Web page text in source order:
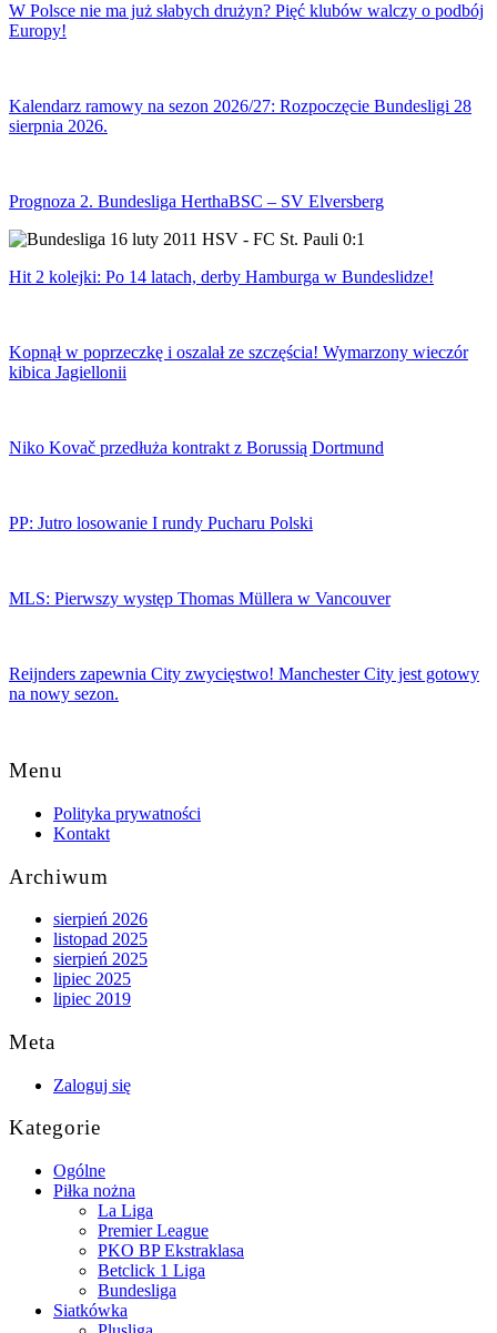
W Polsce nie ma już słabych drużyn? Pięć klubów walczy o podbój
Europy!
Kalendarz ramowy na sezon 2026/27: Rozpoczęcie Bundesligi 28
sierpnia 2026.
Prognoza 2. Bundesliga HerthaBSC – SV Elversberg
Hit 2 kolejki: Po 14 latach, derby Hamburga w Bundeslidze!
Kopnął w poprzeczkę i oszalał ze szczęścia! Wymarzony wieczór
kibica Jagiellonii
Niko Kovač przedłuża kontrakt z Borussią Dortmund
PP: Jutro losowanie I rundy Pucharu Polski
MLS: Pierwszy występ Thomas Müllera w Vancouver
Reijnders zapewnia City zwycięstwo! Manchester City jest gotowy
na nowy sezon.
to
Top
Menu
Polityka prywatności
Kontakt
Archiwum
sierpień 2026
listopad 2025
sierpień 2025
lipiec 2025
lipiec 2019
Meta
Zaloguj się
Kategorie
Ogólne
Piłka nożna
La Liga
Premier League
PKO BP Ekstraklasa
Betclick 1 Liga
Bundesliga
Siatkówka